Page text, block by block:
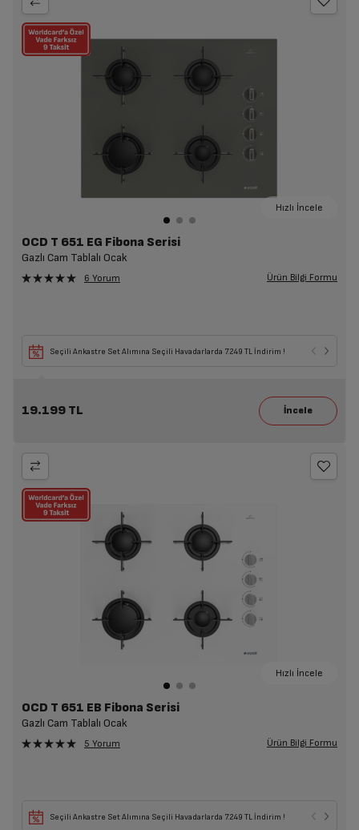
Hızlı İncele
OCD T 651 EG Fibona Serisi
Gazlı Cam Tablalı Ocak
6 Yorum Ürün Bilgi Formu
Seçili Ankastre Set Alımına Seçili Havadarlarda 7.249 TL İndirim !
19.199 TL
Hızlı İncele
OCD T 651 EB Fibona Serisi
Gazlı Cam Tablalı Ocak
5 Yorum Ürün Bilgi Formu
Seçili Ankastre Set Alımına Seçili Havadarlarda 7.249 TL İndirim !